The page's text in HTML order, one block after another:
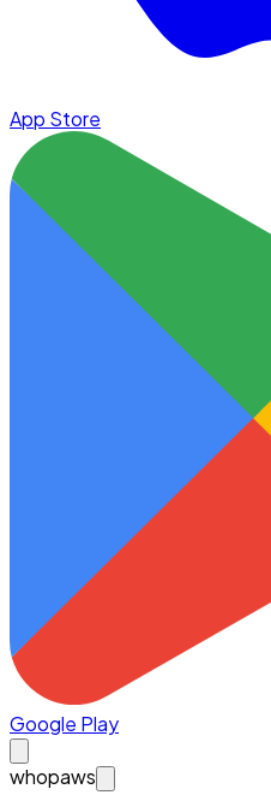
App Store
Google Play
whopaws